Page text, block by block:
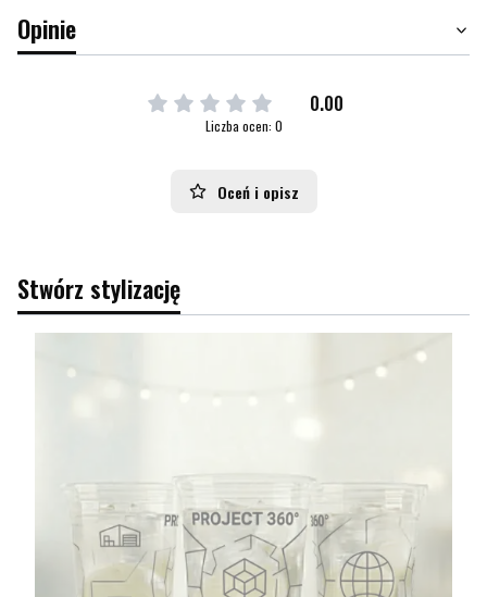
Opinie
0.00
Liczba ocen: 0
Oceń i opisz
Stwórz stylizację